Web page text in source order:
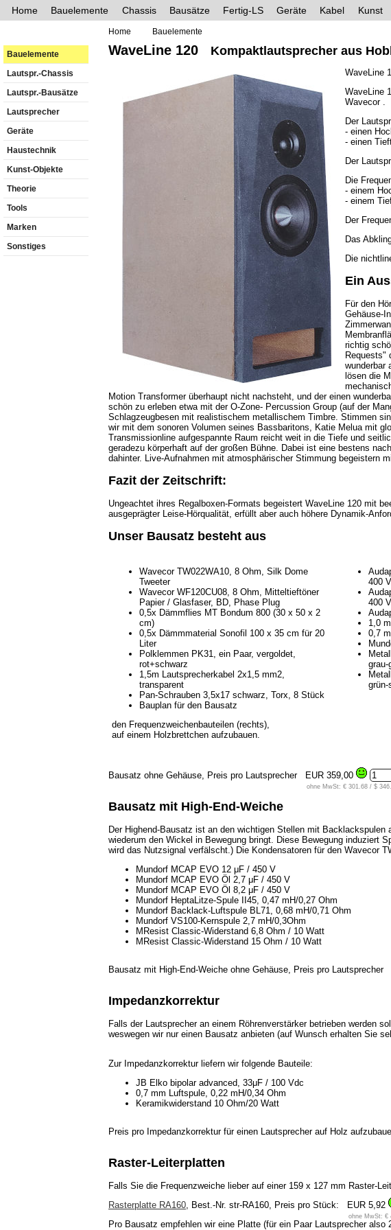
Home Bauelemente Chassis Bausätze Fertig-LS Geräte Kabel Kunst
Home Bauelemente
Bauelemente
Lautspr.-Chassis
Lautspr.-Bausätze
Lautsprecher
Geräte
Haustechnik
Kunst-Objekte
Theorie
Tools
Marken
Sonstiges
WaveLine 120 Kompaktlautsprecher aus
WaveLine
WaveLine
Wavecor .
Der
- einen
- einen
Der
Die
- einem
- einem
Der
Das
Die
Ein
Für den
Gehäuse-
richtig
Requests"
wunderbar
lösen die
Motion Transformer überhaupt nicht nachsteht, und der einen
schön zu erleben etwa mit der O-Zone- Percussion Group (auf der
Schlagzeugbesen mit realistischem metallischem Timbre. Stimmen
wir mit dem sonoren Volumen seines Bassbaritons, Katie Melua mit
Transmissionline aufgespannte Raum reicht weit in die Tiefe und
geradezu körperhaft auf der großen Bühne. Dabei ist eine bestens
dahinter. Live-Aufnahmen mit atmosphärischer Stimmung begeistern
Fazit der Zeitschrift:
Ungeachtet ihres Regalboxen-Formats begeistert WaveLine 120 mit
ausgeprägter Leise-Hörqualität, erfüllt aber auch höhere Dynamik-
Unser Bausatz besteht aus
Wavecor TW022WA10, 8 Ohm, Silk Dome
Tweeter
Wavecor WF120CU08, 8 Ohm, Mitteltieftöner
Papier / Glasfaser, BD, Phase Plug
0,5x Dämmflies MT Bondum 800 (30 x 50 x 2
cm)
0,5x Dämmmaterial Sonofil 100 x 35 cm für 20
Liter
Polklemmen PK31, ein Paar, vergoldet,
rot+schwarz
1,5m Lautsprecherkabel 2x1,5 mm2,
transparent
Pan-Schrauben 3,5x17 schwarz, Torx, 8 Stück
Bauplan für den Bausatz
den Frequenzweichenbauteilen (rechts),
auf einem Holzbrettchen aufzubauen.
400
400
1,0
0,7
grau-
grün-
Bausatz ohne Gehäuse, Preis pro Lautsprecher EUR 359,00
ohne MwSt: € 301.68 / $
Bausatz mit High-End-Weiche
Der Highend-Bausatz ist an den wichtigen Stellen mit
wiederum den Wickel in Bewegung bringt. Diese Bewegung induziert
wird das Nutzsignal verfälscht.) Die Kondensatoren für den Wavecor
Mundorf MCAP EVO 12 μF / 450 V
Mundorf MCAP EVO Öl 2,7 μF / 450 V
Mundorf MCAP EVO Öl 8,2 μF / 450 V
Mundorf HeptaLitze-Spule II45, 0,47 mH/0,27 Ohm
Mundorf Backlack-Luftspule BL71, 0,68 mH/0,71 Ohm
Mundorf VS100-Kernspule 2,7 mH/0,3Ohm
MResist Classic-Widerstand 6,8 Ohm / 10 Watt
MResist Classic-Widerstand 15 Ohm / 10 Watt
Bausatz mit High-End-Weiche ohne Gehäuse, Preis pro Lautsprecher
Impedanzkorrektur
Falls der Lautsprecher an einem Röhrenverstärker betrieben werden
weswegen wir nur einen Bausatz anbieten (auf Wunsch erhalten Sie
Zur Impedanzkorrektur liefern wir folgende Bauteile:
JB Elko bipolar advanced, 33μF / 100 Vdc
0,7 mm Luftspule, 0,22 mH/0,34 Ohm
Keramikwiderstand 10 Ohm/20 Watt
Preis pro Impedanzkorrektur für einen Lautsprecher auf Holz
Raster-Leiterplatten
Falls Sie die Frequenzweiche lieber auf einer 159 x 127 mm Raster-
Rasterplatte RA160 , Best.-Nr. str-RA160, Preis pro Stück: EUR 5,92
ohne MwSt: €
Pro Bausatz empfehlen wir eine Platte (für ein Paar Lautsprecher also